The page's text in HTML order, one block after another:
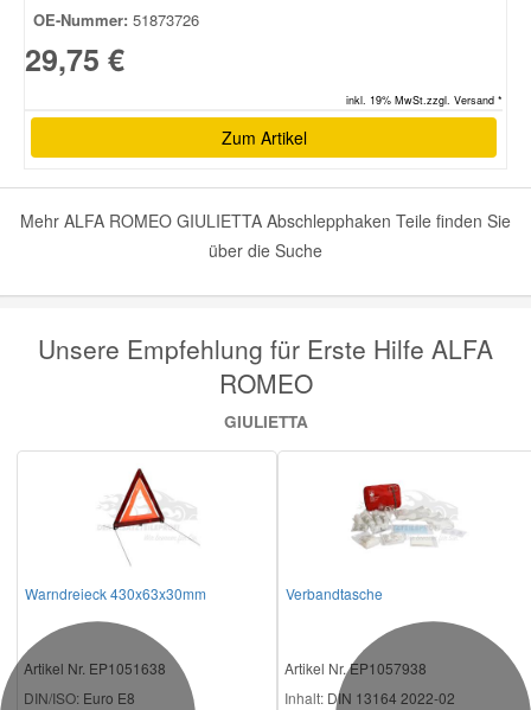
OE-Nummer: 51873726
29,75 €
inkl. 19% MwSt.zzgl. Versand *
Zum Artikel
Mehr ALFA ROMEO GIULIETTA Abschlepphaken Teile finden Sie
über die Suche
Unsere Empfehlung für Erste Hilfe ALFA
ROMEO
GIULIETTA
Warndreieck 430x63x30mm
Artikel Nr. EP1051638
DIN/ISO: Euro E8
Verbandtasche
Artikel Nr. EP1057938
Inhalt: DIN 13164 2022-02